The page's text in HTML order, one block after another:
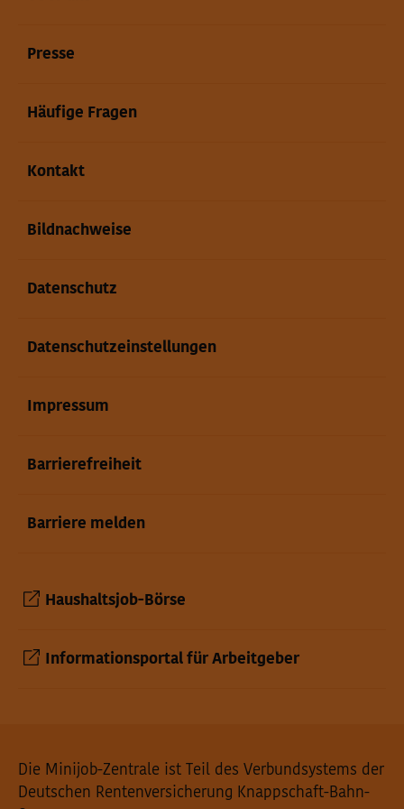
Presse
Häufige Fragen
Kontakt
Bildnachweise
Datenschutz
Datenschutzeinstellungen
Impressum
Barrierefreiheit
Barriere melden
Haushaltsjob-Börse
Informationsportal für Arbeitgeber
Seiteninformationen
Die Minijob-Zentrale ist Teil des Verbundsystems der
Deutschen Rentenversicherung Knappschaft-Bahn-